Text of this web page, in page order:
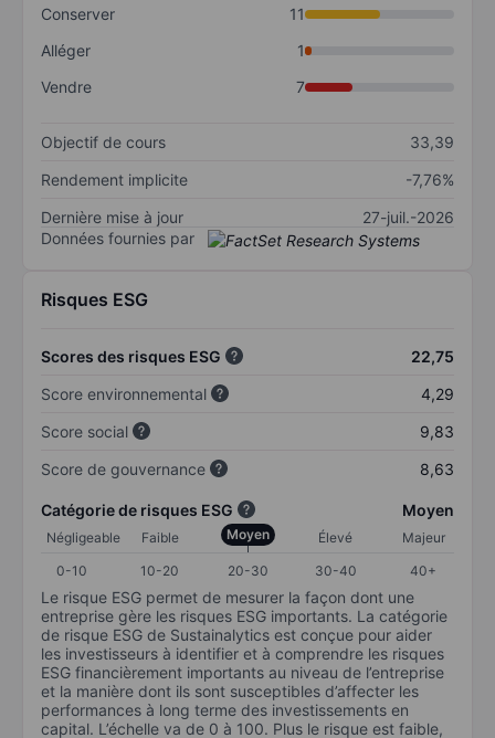
Conserver
11
Alléger
1
Vendre
7
Objectif de cours
33,39
Rendement implicite
-7,76%
Dernière mise à jour
27-juil.-2026
Données fournies par
Risques ESG
Scores des risques ESG
22,75
Score environnemental
4,29
Score social
9,83
Score de gouvernance
8,63
Catégorie de risques ESG Moyen
Négligeable Faible Moyen Élevé
Majeur
0-10
10-20 20-30 30-40 40+
Le risque ESG permet de mesurer la façon dont une
entreprise gère les risques ESG importants. La catégorie
de risque ESG de Sustainalytics est conçue pour aider
les investisseurs à identifier et à comprendre les risques
ESG financièrement importants au niveau de l’entreprise
et la manière dont ils sont susceptibles d’affecter les
performances à long terme des investissements en
capital. L’échelle va de 0 à 100. Plus le risque est faible,